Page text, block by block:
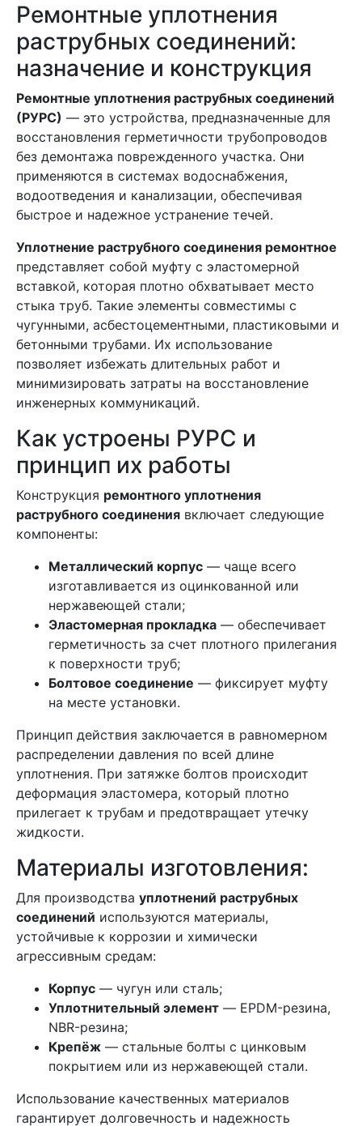
Ремонтные уплотнения
раструбных соединений:
назначение и конструкция
Ремонтные уплотнения раструбных соединений
(РУРС) — это устройства, предназначенные для
восстановления герметичности трубопроводов
без демонтажа поврежденного участка. Они
применяются в системах водоснабжения,
водоотведения и канализации, обеспечивая
быстрое и надежное устранение течей.
Уплотнение раструбного соединения ремонтное
представляет собой муфту с эластомерной
вставкой, которая плотно обхватывает место
стыка труб. Такие элементы совместимы с
чугунными, асбестоцементными, пластиковыми и
бетонными трубами. Их использование
позволяет избежать длительных работ и
минимизировать затраты на восстановление
инженерных коммуникаций.
Как устроены РУРС и
принцип их работы
Конструкция ремонтного уплотнения
раструбного соединения включает следующие
компоненты:
Металлический корпус — чаще всего
изготавливается из оцинкованной или
нержавеющей стали;
Эластомерная прокладка — обеспечивает
герметичность за счет плотного прилегания
к поверхности труб;
Болтовое соединение — фиксирует муфту
на месте установки.
Принцип действия заключается в равномерном
распределении давления по всей длине
уплотнения. При затяжке болтов происходит
деформация эластомера, который плотно
прилегает к трубам и предотвращает утечку
жидкости.
Материалы изготовления:
Для производства уплотнений раструбных
соединений используются материалы,
устойчивые к коррозии и химически
агрессивным средам:
Корпус — чугун или сталь;
Уплотнительный элемент — EPDM-резина,
NBR-резина;
Крепёж — стальные болты с цинковым
покрытием или из нержавеющей стали.
Использование качественных материалов
гарантирует долговечность и надежность